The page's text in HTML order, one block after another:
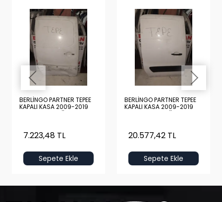
BERLİNGO PARTNER TEPEE
KAPALI KASA 2009-2019
BOŞ BEYAZ SAĞ ARKA KAPI
7.223,48 TL
Sepete Ekle
BERLİNGO PARTNER TEPEE
KAPALI KASA 2009-2019
DOLU BEYAZ SAĞ ARKA
20.577,42 TL
Sepete Ekle